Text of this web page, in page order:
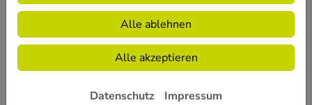
Alle ablehnen
Alle akzeptieren
Datenschutz Impressum